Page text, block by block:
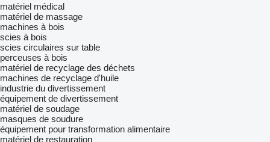
matériel médical
matériel de massage
machines à bois
scies à bois
scies circulaires sur table
perceuses à bois
matériel de recyclage des déchets
machines de recyclage d'huile
industrie du divertissement
équipement de divertissement
matériel de soudage
masques de soudure
équipement pour transformation alimentaire
matériel de restauration